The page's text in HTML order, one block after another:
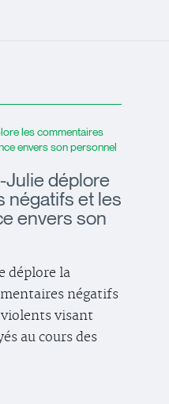
Julie déplore
négatifs et les
envers son
déplore la
négatifs
visant
au cours des